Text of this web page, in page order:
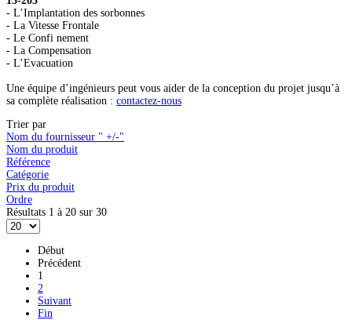
- L’Implantation des sorbonnes
- La Vitesse Frontale
- Le Confi nement
- La Compensation
- L’Evacuation
Une équipe d’ingénieurs peut vous aider de la conception du projet jusqu’à
sa complète réalisation : contactez-nous
Trier par
Nom du fournisseur " +/-"
Nom du produit
Référence
Catégorie
Prix du produit
Ordre
Résultats 1 à 20 sur 30
Début
Précédent
1
2
Suivant
Fin